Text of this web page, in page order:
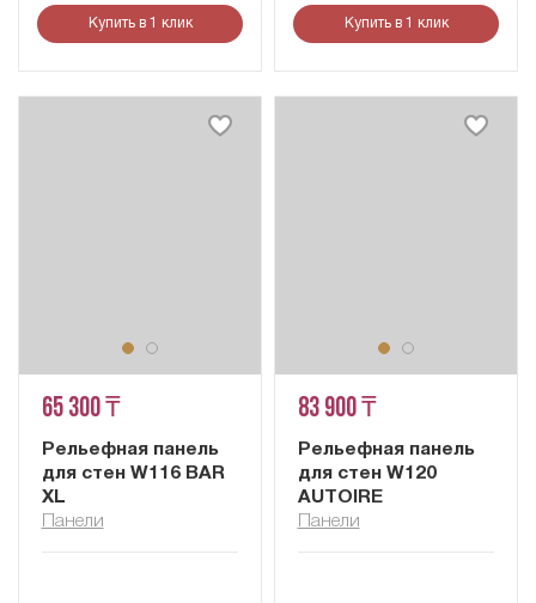
Купить в 1 клик Купить в 1 клик
65 300 ₸
Рельефная панель
для стен W116 BAR
XL
Панели
83 900 ₸
Рельефная панель
для стен W120
AUTOIRE
Панели